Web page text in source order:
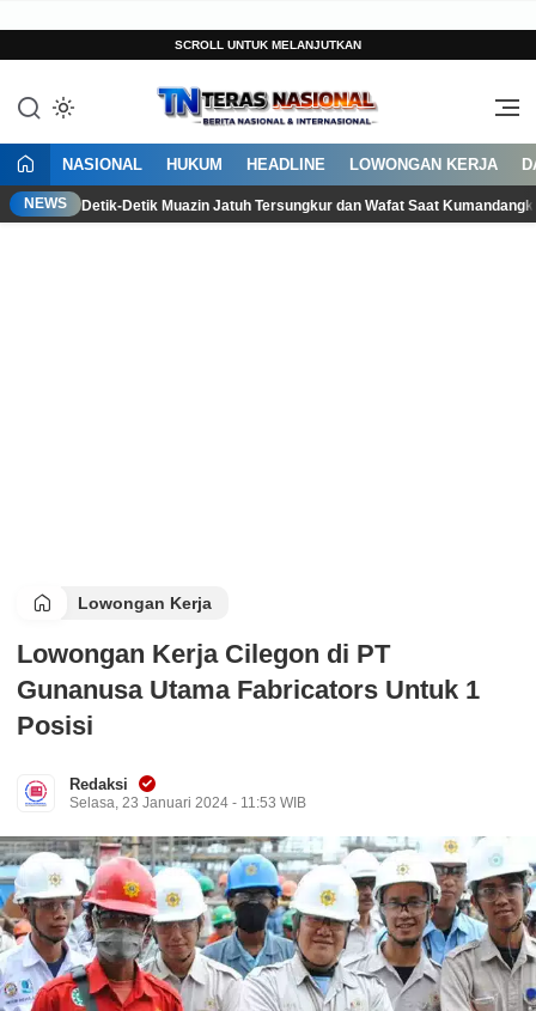
SCROLL UNTUK MELANJUTKAN
Teras Nasional
Berita Terkini Indonesia Hari Ini
NASIONAL HUKUM HEADLINE LOWONGAN KERJA
NEWS Detik-Detik Muazin Jatuh Tersungkur dan Wafat Saat
Lowongan Kerja
Lowongan Kerja Cilegon di PT
Gunanusa Utama Fabricators Untuk 1
Posisi
Redaksi
Selasa, 23 Januari 2024 - 11:53 WIB